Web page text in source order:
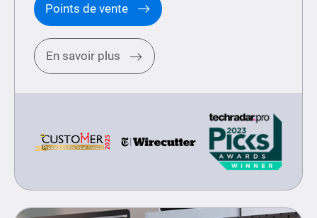
Points de vente
En savoir plus